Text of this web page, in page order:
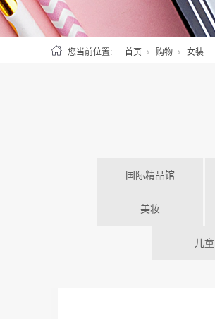
您当前位置: 首页 购物 女装
国际精品馆
美妆
儿童